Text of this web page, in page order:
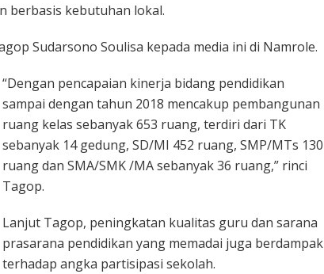
berbasis kebutuhan lokal.
Sudarsono Soulisa kepada media ini di Namrole.
“Dengan pencapaian kinerja bidang pendidikan
sampai dengan tahun 2018 mencakup pembangunan
ruang kelas sebanyak 653 ruang, terdiri dari TK
sebanyak 14 gedung, SD/MI 452 ruang, SMP/MTs 130
ruang dan SMA/SMK /MA sebanyak 36 ruang,” rinci
Tagop.
Lanjut Tagop, peningkatan kualitas guru dan sarana
prasarana pendidikan yang memadai juga berdampak
terhadap angka partisipasi sekolah.